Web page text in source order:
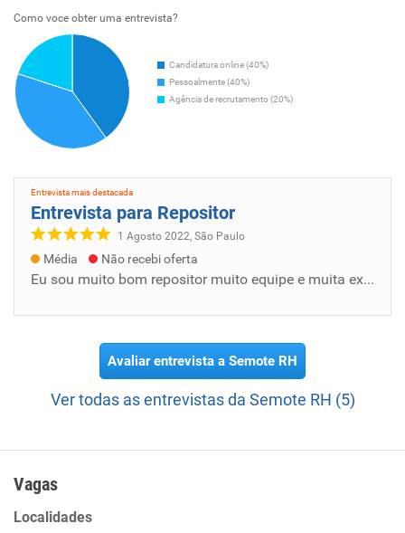
Como voce obter uma entrevista?
Candidatura online (40%)
Pessoalmente (40%)
Agência de recrutamento (20%)
Entrevista mais destacada
Entrevista para Repositor
1 Agosto 2022, São Paulo
Média Não recebi oferta
Eu sou muito bom repositor muito equipe e muita experiência en mwercadode mais posavio no tabahlo
Avaliar entrevista a Semote RH
Ver todas as entrevistas da Semote RH (5)
Vagas
Localidades